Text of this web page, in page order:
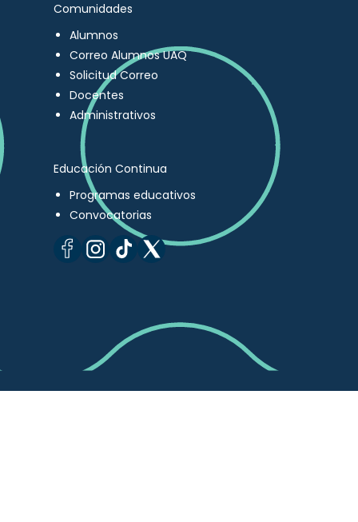
Comunidades
Alumnos
Correo Alumnos UAQ
Solicitud Correo
Docentes
Administrativos
Educación Continua
Programas educativos
Convocatorias